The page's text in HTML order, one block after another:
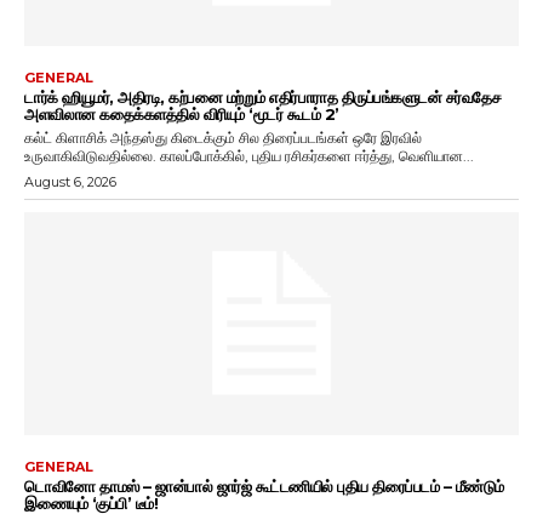
GENERAL
டார்க் ஹியூமர், அதிரடி, கற்பனை மற்றும் எதிர்பாராத திருப்பங்களுடன் சர்வதேச
அளவிலான கதைக்களத்தில் விரியும் ‘மூடர் கூடம் 2’
கல்ட் கிளாசிக் அந்தஸ்து கிடைக்கும் சில திரைப்படங்கள் ஒரே இரவில்
உருவாகிவிடுவதில்லை. காலப்போக்கில், புதிய ரசிகர்களை ஈர்த்து, வெளியான...
August 6, 2026
GENERAL
டொவினோ தாமஸ் – ஜான்பால் ஜார்ஜ் கூட்டணியில் புதிய திரைப்படம் – மீண்டும்
இணையும் ‘குப்பி’ டீம்!